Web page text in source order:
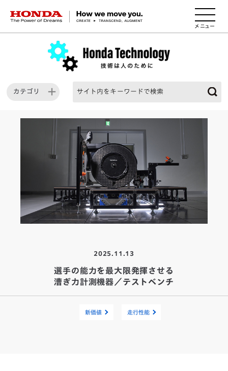
HONDA The Power of Dreams
カテゴリ
2025.11.13
選手の能力を最大限発揮させる
漕ぎ力計測機器／テストベンチ
新価値 走行性能